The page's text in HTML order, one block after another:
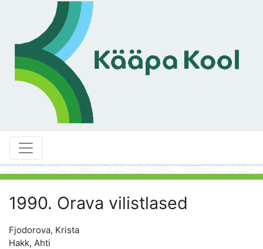
1990. Orava vilistlased
Fjodorova, Krista
Hakk, Ahti